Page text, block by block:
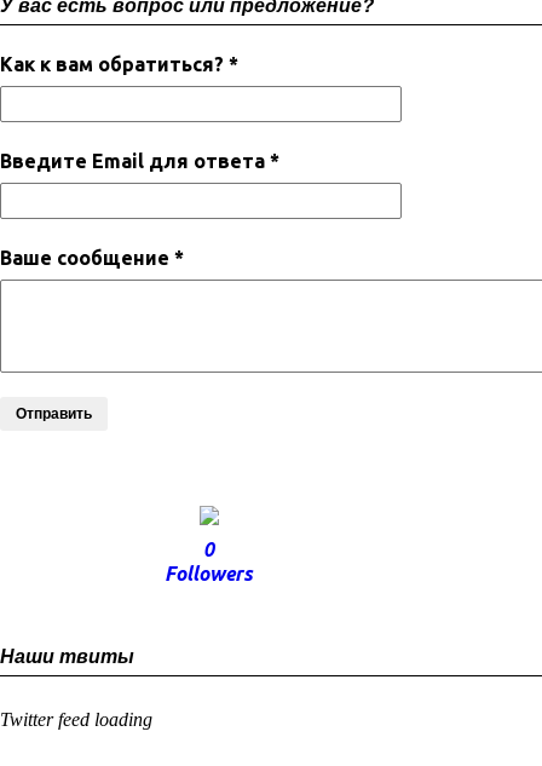
Как к вам обратиться? *
Введите Email для ответа *
Ваше сообщение *
Отправить
0
Followers
Наши твиты
Twitter feed loading